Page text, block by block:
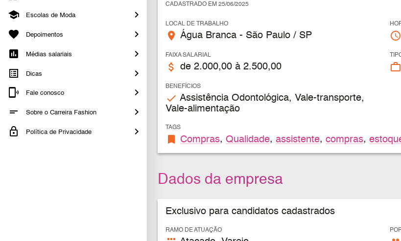
Escolas de Moda
Depoimentos
Médias salariais
Dicas
Fale conosco
Sobre o Carreira Fashion
Política de Privacidade
CADASTRADO EM 25/06/2025
LOCAL DE TRABALHO
place Água Branca - São Paulo / SP access_time
FAIXA SALARIAL
attach_money de 2.000,00 à 2.500,00 work_outline
BENEFÍCIOS
check Assistência Odontológica, Vale-transporte,
Vale-alimentação
TAGS
bookmark Compras, Qualidade, assistente, compras,
Dados da empresa
Exclusivo para candidatos cadastrados
RAMO DE ATUAÇÃO